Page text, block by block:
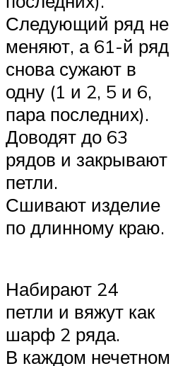
Следующий ряд не
меняют, а 61-й ряд
снова сужают в
одну (1 и 2, 5 и 6,
пара последних).
Доводят до 63
рядов и закрывают
петли.
Сшивают изделие
по длинному краю.
Набирают 24
петли и вяжут как
шарф 2 ряда.
В каждом нечетном